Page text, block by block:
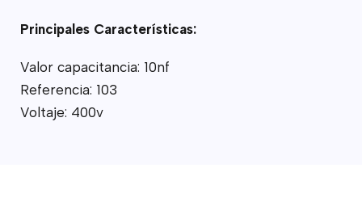
Principales Características:
Valor capacitancia: 10nf
Referencia: 103
Voltaje: 400v